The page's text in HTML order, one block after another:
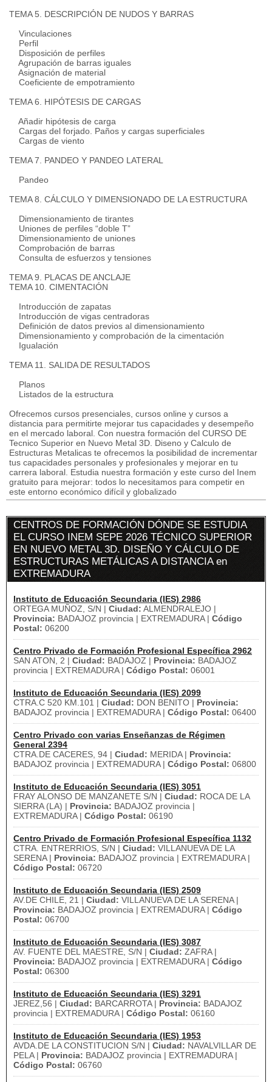
TEMA 5. DESCRIPCIÓN DE NUDOS Y BARRAS
Vinculaciones
Perfil
Disposición de perfiles
Agrupación de barras iguales
Asignación de material
Coeficiente de empotramiento
TEMA 6. HIPÓTESIS DE CARGAS
Añadir hipótesis de carga
Cargas del forjado. Paños y cargas superficiales
Cargas de viento
TEMA 7. PANDEO Y PANDEO LATERAL
Pandeo
TEMA 8. CÁLCULO Y DIMENSIONADO DE LA ESTRUCTURA
Dimensionamiento de tirantes
Uniones de perfiles “doble T”
Dimensionamiento de uniones
Comprobación de barras
Consulta de esfuerzos y tensiones
TEMA 9. PLACAS DE ANCLAJE
TEMA 10. CIMENTACIÓN
Introducción de zapatas
Introducción de vigas centradoras
Definición de datos previos al dimensionamiento
Dimensionamiento y comprobación de la cimentación
Igualación
TEMA 11. SALIDA DE RESULTADOS
Planos
Listados de la estructura
Ofrecemos cursos presenciales, cursos online y cursos a
distancia para permitirte mejorar tus capacidades y desempeño
en el mercado laboral. Con nuestra formación del CURSO DE
Tecnico Superior en Nuevo Metal 3D. Diseno y Calculo de
Estructuras Metalicas te ofrecemos la posibilidad de incrementar
tus capacidades personales y profesionales y mejorar en tu
carrera laboral. Estudia nuestra formación y este curso del Inem
gratuito para mejorar: todos lo necesitamos para competir en
este entorno económico difícil y globalizado
CENTROS DE FORMACIÓN DÓNDE SE ESTUDIA
EL CURSO INEM SEPE 2026 TÉCNICO SUPERIOR
EN NUEVO METAL 3D. DISEÑO Y CÁLCULO DE
ESTRUCTURAS METÁLICAS A DISTANCIA en
EXTREMADURA
Instituto de Educación Secundaria (IES) 2986
ORTEGA MUÑOZ, S/N | Ciudad: ALMENDRALEJO |
Provincia: BADAJOZ provincia | EXTREMADURA | Código
Postal: 06200
Centro Privado de Formación Profesional Específica 2962
SAN ATON, 2 | Ciudad: BADAJOZ | Provincia: BADAJOZ
provincia | EXTREMADURA | Código Postal: 06001
Instituto de Educación Secundaria (IES) 2099
CTRA.C 520 KM.101 | Ciudad: DON BENITO | Provincia:
BADAJOZ provincia | EXTREMADURA | Código Postal: 06400
Centro Privado con varias Enseñanzas de Régimen
General 2394
CTRA.DE CACERES, 94 | Ciudad: MERIDA | Provincia:
BADAJOZ provincia | EXTREMADURA | Código Postal: 06800
Instituto de Educación Secundaria (IES) 3051
FRAY ALONSO DE MANZANETE S/N | Ciudad: ROCA DE LA
SIERRA (LA) | Provincia: BADAJOZ provincia |
EXTREMADURA | Código Postal: 06190
Centro Privado de Formación Profesional Específica 1132
CTRA. ENTRERRIOS, S/N | Ciudad: VILLANUEVA DE LA
SERENA | Provincia: BADAJOZ provincia | EXTREMADURA |
Código Postal: 06720
Instituto de Educación Secundaria (IES) 2509
AV.DE CHILE, 21 | Ciudad: VILLANUEVA DE LA SERENA |
Provincia: BADAJOZ provincia | EXTREMADURA | Código
Postal: 06700
Instituto de Educación Secundaria (IES) 3087
AV. FUENTE DEL MAESTRE, S/N | Ciudad: ZAFRA |
Provincia: BADAJOZ provincia | EXTREMADURA | Código
Postal: 06300
Instituto de Educación Secundaria (IES) 3291
JEREZ,56 | Ciudad: BARCARROTA | Provincia: BADAJOZ
provincia | EXTREMADURA | Código Postal: 06160
Instituto de Educación Secundaria (IES) 1953
AVDA.DE LA CONSTITUCION S/N | Ciudad: NAVALVILLAR DE
PELA | Provincia: BADAJOZ provincia | EXTREMADURA |
Código Postal: 06760